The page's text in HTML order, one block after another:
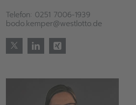
Telefon: 0251 7006-1939
bodo.kemper@westlotto.de